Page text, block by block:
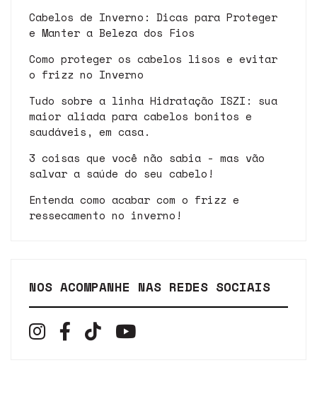
Cabelos de Inverno: Dicas para Proteger
e Manter a Beleza dos Fios
Como proteger os cabelos lisos e evitar
o frizz no Inverno
Tudo sobre a linha Hidratação ISZI: sua
maior aliada para cabelos bonitos e
saudáveis, em casa.
3 coisas que você não sabia - mas vão
salvar a saúde do seu cabelo!
Entenda como acabar com o frizz e
ressecamento no inverno!
NOS ACOMPANHE NAS REDES SOCIAIS